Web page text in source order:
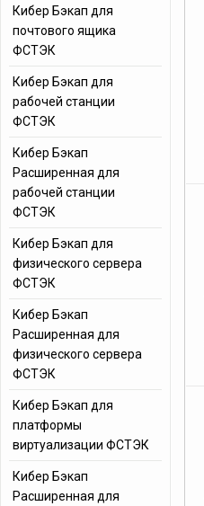
Кибер Бэкап для
почтового ящика
ФСТЭК
Кибер Бэкап для
рабочей станции
ФСТЭК
Кибер Бэкап
Расширенная для
рабочей станции
ФСТЭК
Кибер Бэкап для
физического сервера
ФСТЭК
Кибер Бэкап
Расширенная для
физического сервера
ФСТЭК
Кибер Бэкап для
платформы
виртуализации ФСТЭК
Кибер Бэкап
Расширенная для